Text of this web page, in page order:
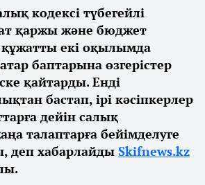
кодексі түбегейлі
қаржы және бюджет
екі оқылымда
баптарына өзгерістер
қайтарды. Енді
бастап, ірі кәсіпкерлер
дейін салық
талаптарға бейімделуге
деп хабарлайды Skifnews.kz